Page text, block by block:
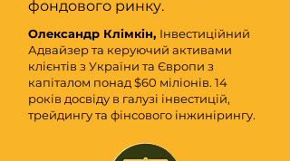
фондового ринку.
Олександр Клімкін, Інвестиційний
Адвайзер та керуючий активами
клієнтів з України та Європи з
капіталом понад $60 міліонів. 14
років досвіду в галузі інвестицій,
трейдингу та фінсового інжинірингу.